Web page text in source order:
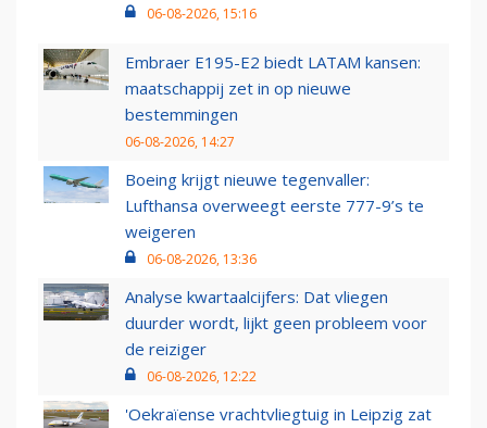
06-08-2026, 15:16
Embraer E195-E2 biedt LATAM kansen:
maatschappij zet in op nieuwe
bestemmingen
06-08-2026, 14:27
Boeing krijgt nieuwe tegenvaller:
Lufthansa overweegt eerste 777-9’s te
weigeren
06-08-2026, 13:36
Analyse kwartaalcijfers: Dat vliegen
duurder wordt, lijkt geen probleem voor
de reiziger
06-08-2026, 12:22
'Oekraïense vrachtvliegtuig in Leipzig zat